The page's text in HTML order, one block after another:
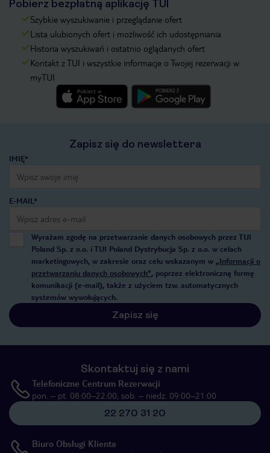
Pobierz bezpłatną aplikację TUI
Szybkie wyszukiwanie i przeglądanie ofert
Lista ulubionych ofert i możliwość ich udostępniania
Historia wyszukiwań i ostatnio oglądanych ofert
Kontakt z TUI i wszystkie informacje o Twojej rezerwacji w
myTUI
Zapisz się do newslettera
IMIĘ*
E-MAIL*
Wyrażam zgodę na przetwarzanie danych osobowych przez TUI
Poland Sp. z o.o. i TUI Poland Dystrybucja Sp. z o.o. w celach
marketingowych, w zakresie oraz celu wskazanym w „Informacji o
przetwarzaniu danych osobowych”, poprzez elektroniczną formę
komunikacji (e-mail), także z użyciem tzw. automatycznych
systemów wywołujących.
Zapisz się
Skontaktuj się z nami
Telefoniczne Centrum Rezerwacji
pon. – pt. 08:00–22:00, sob. – niedz. 09:00–21:00
22 270 31 20
Biuro Obsługi Klienta